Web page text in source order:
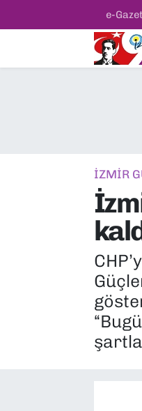
e-
İZMİR
Resmi İlanlar
EKONOMİ
KÜLTÜR SANAT
MAGAZİN
POLİTİKA
Konak Nöbetçi
Tüm Manşetler
Son Dakika
Haber Arşivi